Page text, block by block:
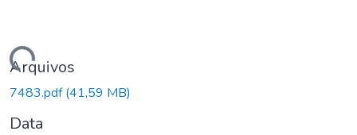
Carregando...
Arquivos
7483.pdf(41,59 MB)
Data